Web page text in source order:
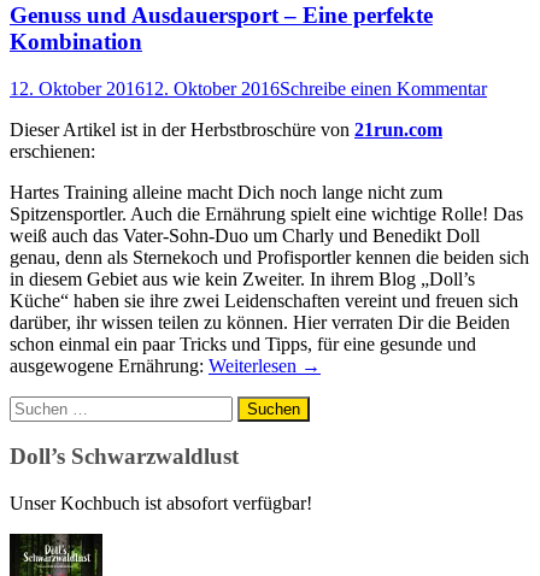
Genuss und Ausdauersport – Eine perfekte
Kombination
12. Oktober 201612. Oktober 2016Schreibe einen Kommentar
Dieser Artikel ist in der Herbstbroschüre von 21run.com
erschienen:
Hartes Training alleine macht Dich noch lange nicht zum
Spitzensportler. Auch die Ernährung spielt eine wichtige Rolle! Das
weiß auch das Vater-Sohn-Duo um Charly und Benedikt Doll
genau, denn als Sternekoch und Profisportler kennen die beiden sich
in diesem Gebiet aus wie kein Zweiter. In ihrem Blog „Doll’s
Küche“ haben sie ihre zwei Leidenschaften vereint und freuen sich
darüber, ihr wissen teilen zu können. Hier verraten Dir die Beiden
schon einmal ein paar Tricks und Tipps, für eine gesunde und
ausgewogene Ernährung: Weiterlesen →
Suchen
nach:
Doll’s Schwarzwaldlust
Unser Kochbuch ist absofort verfügbar!